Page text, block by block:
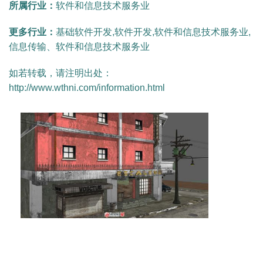
所属行业： 软件和信息技术服务业
更多行业： 基础软件开发,软件开发,软件和信息技术服务业,
信息传输、软件和信息技术服务业
如若转载，请注明出处：
http://www.wthni.com/information.html